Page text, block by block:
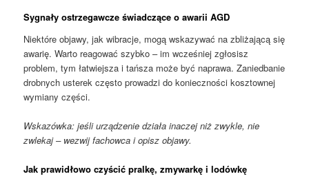
Sygnały ostrzegawcze świadczące o awarii AGD
Niektóre objawy, jak wibracje, mogą wskazywać na zbliżającą się
awarię. Warto reagować szybko – im wcześniej zgłosisz
problem, tym łatwiejsza i tańsza może być naprawa. Zaniedbanie
drobnych usterek często prowadzi do konieczności kosztownej
wymiany części.
Wskazówka: jeśli urządzenie działa inaczej niż zwykle, nie
zwlekaj – wezwij fachowca i opisz objawy.
Jak prawidłowo czyścić pralkę, zmywarkę i lodówkę